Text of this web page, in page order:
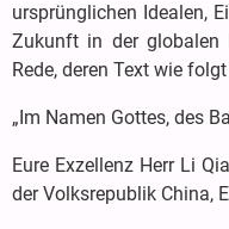
ursprünglichen Idealen,
Zukunft in der globalen
Rede, deren Text wie
„Im Namen Gottes, des
Eure Exzellenz Herr Li
der Volksrepublik China,